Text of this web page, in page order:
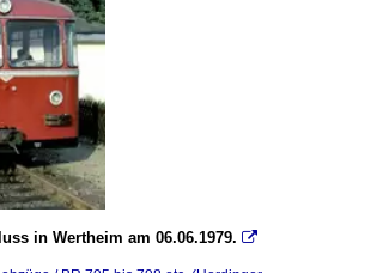
Privatbahnen
Weidenau-Deuz (KWD)
in Wertheim am 06.06.1979. 